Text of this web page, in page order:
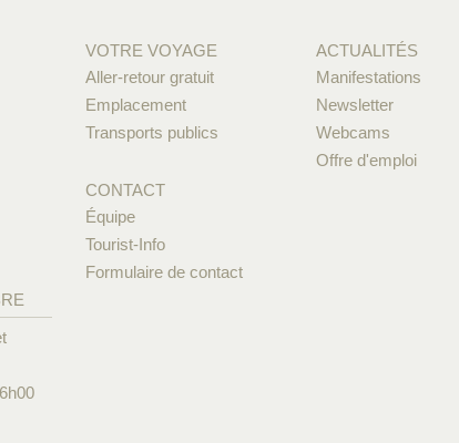
VOTRE VOYAGE
Aller-retour gratuit
Emplacement
Transports publics
CONTACT
Équipe
Tourist-Info
Formulaire de contact
ACTUALITÉS
Manifestations
Newsletter
Webcams
Offre d'emploi